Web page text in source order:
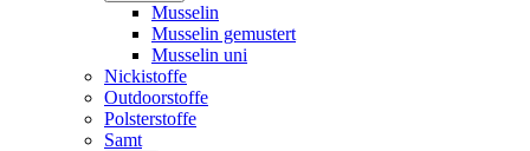
Musselin
Musselin gemustert
Musselin uni
Nickistoffe
Outdoorstoffe
Polsterstoffe
Samt